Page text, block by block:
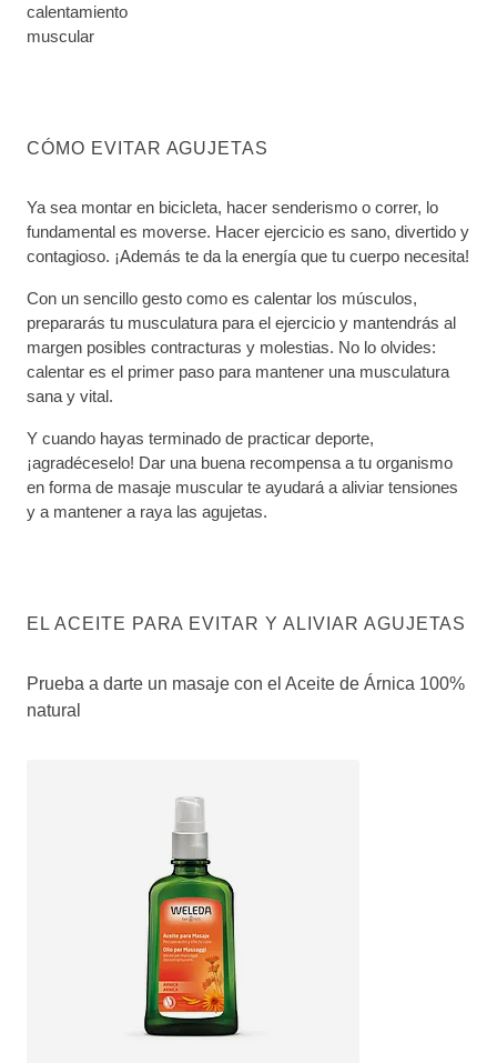
calentamiento
muscular
CÓMO EVITAR AGUJETAS
Ya sea montar en bicicleta, hacer senderismo o correr, lo
fundamental es moverse. Hacer ejercicio es sano, divertido y
contagioso. ¡Además te da la energía que tu cuerpo necesita!
Con un sencillo gesto como es calentar los músculos,
prepararás tu musculatura para el ejercicio y mantendrás al
margen posibles contracturas y molestias. No lo olvides:
calentar es el primer paso para mantener una musculatura
sana y vital.
Y cuando hayas terminado de practicar deporte,
¡agradéceselo! Dar una buena recompensa a tu organismo
en forma de masaje muscular te ayudará a aliviar tensiones
y a mantener a raya las agujetas.
EL ACEITE PARA EVITAR Y ALIVIAR AGUJETAS
Prueba a darte un masaje con el Aceite de Árnica 100%
natural